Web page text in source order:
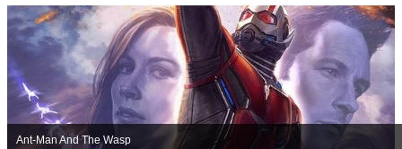
Ant-Man And The Wasp